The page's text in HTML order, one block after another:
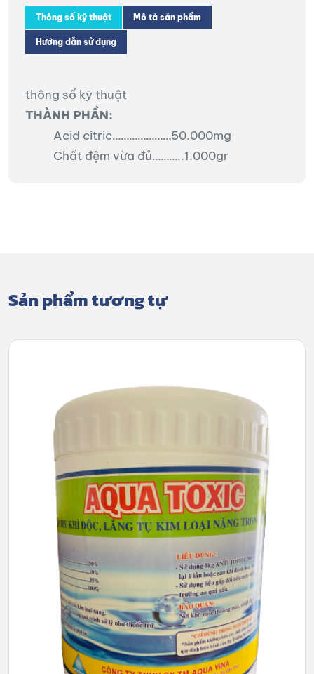
Thông số kỹ thuật Mô tả sản phẩm
Hướng dẫn sử dụng
thông số kỹ thuật
THÀNH PHẦN:
Acid citric…………………50.000mg
Chất đệm vừa đủ………..1.000gr
Sản phẩm tương tự